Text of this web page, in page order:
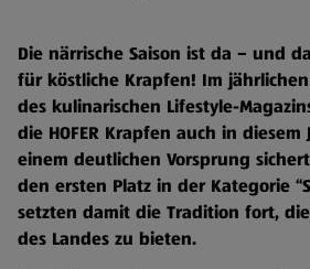
Die närrische Saison ist da – und
für köstliche Krapfen! Im
des kulinarischen Lifestyle-
die HOFER Krapfen auch in
einem deutlichen Vorsprung
den ersten Platz in der Kategorie
setzten damit die Tradition fort,
des Landes zu bieten.